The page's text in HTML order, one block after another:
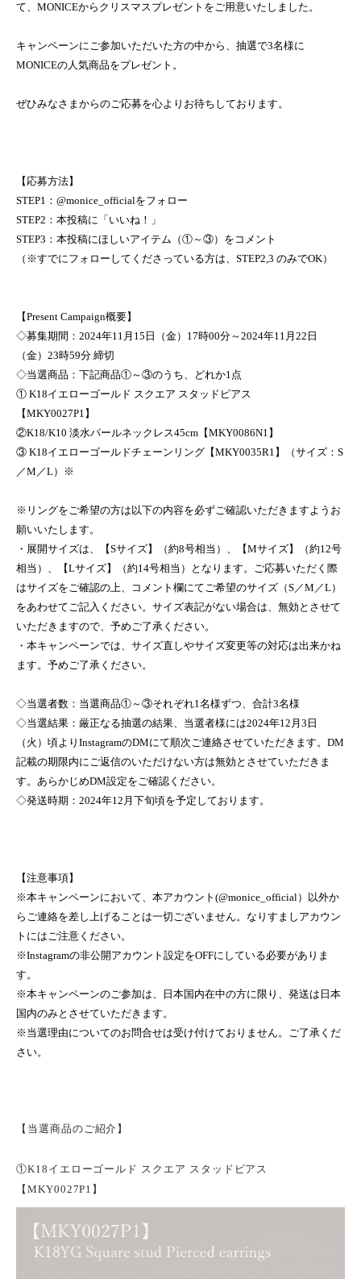
て、MONICEからクリスマスプレゼントをご用意いたしました。
キャンペーンにご参加いただいた方の中から、抽選で3名様に
MONICEの人気商品をプレゼント。
ぜひみなさまからのご応募を心よりお待ちしております。
【応募方法】
STEP1：@monice_officialをフォロー
STEP2：本投稿に「いいね！」
STEP3：本投稿にほしいアイテム（①～③）をコメント
（※すでにフォローしてくださっている方は、STEP2,3 のみでOK）
【Present Campaign概要】
◇募集期間：2024年11月15日（金）17時00分～2024年11月22日
（金）23時59分 締切
◇当選商品：下記商品①～③のうち、どれか1点
① K18イエローゴールド スクエア スタッドピアス
【MKY0027P1】
②K18/K10 淡水パールネックレス45cm【MKY0086N1】
③ K18イエローゴールドチェーンリング【MKY0035R1】（サイズ：S
／M／L）※
※リングをご希望の方は以下の内容を必ずご確認いただきますようお
願いいたします。
・展開サイズは、【Sサイズ】（約8号相当）、【Mサイズ】（約12号
相当）、【Lサイズ】（約14号相当）となります。ご応募いただく際
はサイズをご確認の上、コメント欄にてご希望のサイズ（S／M／L）
をあわせてご記入ください。サイズ表記がない場合は、無効とさせて
いただきますので、予めご了承ください。
・本キャンペーンでは、サイズ直しやサイズ変更等の対応は出来かね
ます。予めご了承ください。
◇当選者数：当選商品①～③それぞれ1名様ずつ、合計3名様
◇当選結果：厳正なる抽選の結果、当選者様には2024年12月3日
（火）頃よりInstagramのDMにて順次ご連絡させていただきます。DM
記載の期限内にご返信のいただけない方は無効とさせていただきま
す。あらかじめDM設定をご確認ください。
◇発送時期：2024年12月下旬頃を予定しております。
【注意事項】
※本キャンペーンにおいて、本アカウント(@monice_official）以外か
らご連絡を差し上げることは一切ございません。なりすましアカウン
トにはご注意ください。
※Instagramの非公開アカウント設定をOFFにしている必要がありま
す。
※本キャンペーンのご参加は、日本国内在中の方に限り、発送は日本
国内のみとさせていただきます。
※当選理由についてのお問合せは受け付けておりません。ご了承くだ
さい。
【当選商品のご紹介 】
①K18イエローゴールド スクエア スタッドピアス
【MKY0027P1】